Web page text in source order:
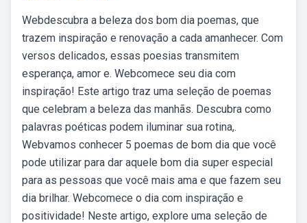
Webdescubra a beleza dos bom dia poemas, que
trazem inspiração e renovação a cada amanhecer. Com
versos delicados, essas poesias transmitem
esperança, amor e. Webcomece seu dia com
inspiração! Este artigo traz uma seleção de poemas
que celebram a beleza das manhãs. Descubra como
palavras poéticas podem iluminar sua rotina,.
Webvamos conhecer 5 poemas de bom dia que você
pode utilizar para dar aquele bom dia super especial
para as pessoas que você mais ama e que fazem seu
dia brilhar. Webcomece o dia com inspiração e
positividade! Neste artigo, explore uma seleção de